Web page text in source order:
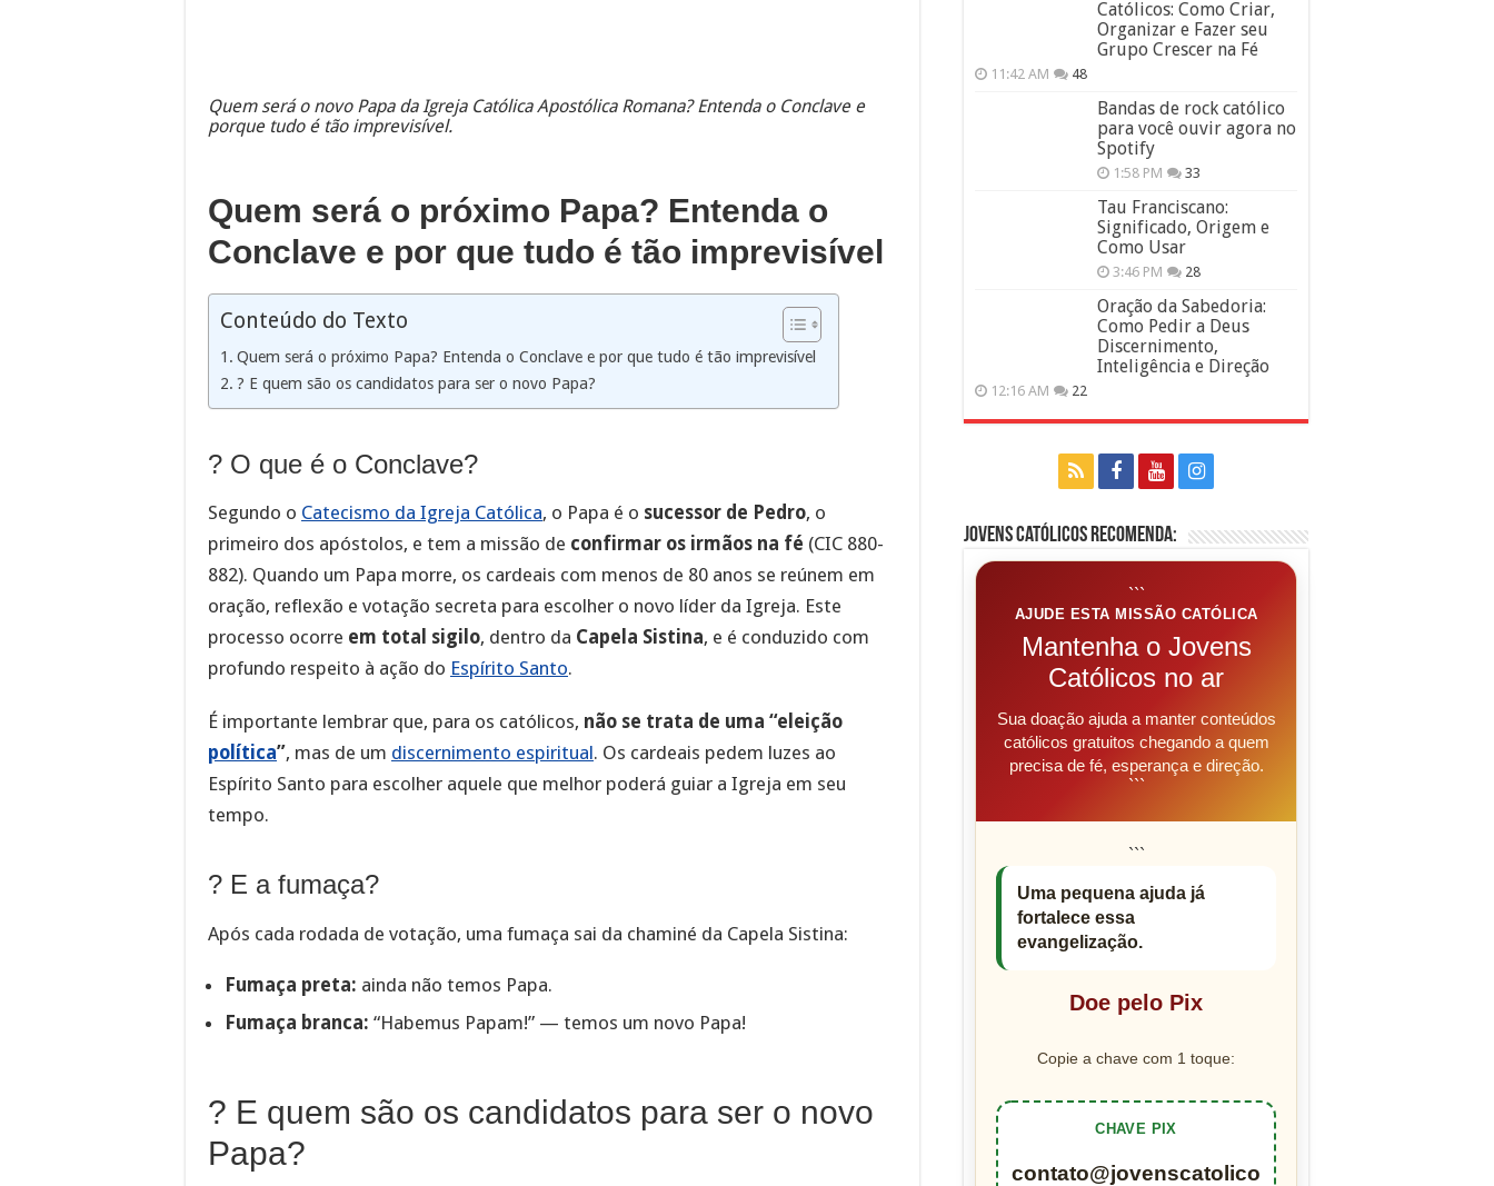
Quem será o novo Papa da Igreja Católica Apostólica Romana? Entenda o Conclave e
porque tudo é tão imprevisível.
Quem será o próximo Papa? Entenda o
Conclave e por que tudo é tão imprevisível
Conteúdo do Texto
Quem será o próximo Papa? Entenda o Conclave e por que tudo é tão imprevisível
? E quem são os candidatos para ser o novo Papa?
? O que é o Conclave?
Segundo o Catecismo da Igreja Católica, o Papa é o sucessor de Pedro, o
primeiro dos apóstolos, e tem a missão de confirmar os irmãos na fé (CIC 880-
882). Quando um Papa morre, os cardeais com menos de 80 anos se reúnem em
oração, reflexão e votação secreta para escolher o novo líder da Igreja. Este
processo ocorre em total sigilo, dentro da Capela Sistina, e é conduzido com
profundo respeito à ação do Espírito Santo.
É importante lembrar que, para os católicos, não se trata de uma “eleição
política”, mas de um discernimento espiritual. Os cardeais pedem luzes ao
Espírito Santo para escolher aquele que melhor poderá guiar a Igreja em seu
tempo.
? E a fumaça?
Após cada rodada de votação, uma fumaça sai da chaminé da Capela Sistina:
Fumaça preta: ainda não temos Papa.
Fumaça branca: “Habemus Papam!” — temos um novo Papa!
? E quem são os candidatos para ser o novo
Papa?
Católicos: Como Criar,
Organizar e Fazer seu
Grupo Crescer na Fé
11:42 AM 48
Bandas de rock católico
para você ouvir agora no
Spotify
1:58 PM 33
Tau Franciscano:
Significado, Origem e
Como Usar
3:46 PM 28
Oração da Sabedoria:
Como Pedir a Deus
Discernimento,
Inteligência e Direção
12:16 AM 22
Jovens Católicos Recomenda:
```
AJUDE ESTA MISSÃO CATÓLICA
Mantenha o Jovens
Católicos no ar
Sua doação ajuda a manter conteúdos
católicos gratuitos chegando a quem
precisa de fé, esperança e direção.
```
```
Uma pequena ajuda já
fortalece essa
evangelização.
Doe pelo Pix
Copie a chave com 1 toque:
CHAVE PIX
contato@jovenscatolico